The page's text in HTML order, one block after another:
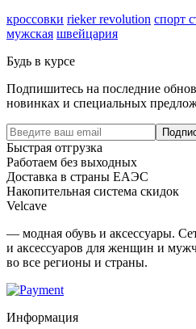
кроссовки rieker revolution спорт
мужская швейцария
Будь в курсе
Подпишитесь на последние
новинках и специальных
Быстрая отгрузка
Работаем без выходных
Доставка в страны ЕАЭС
Накопительная система скидок
Velcave
— модная обувь и аксессуары.
и аксессуаров для женщин и
во все регионы и страны.
Информация